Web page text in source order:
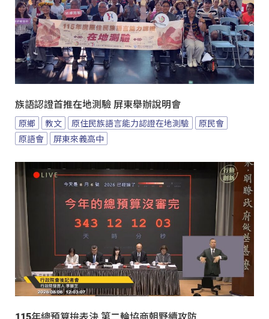
族語認證首推在地測驗 屏東舉辦說明會
原鄉 教文 原住民族語言能力認證在地測驗
原民會
原語會
屏東來義高中